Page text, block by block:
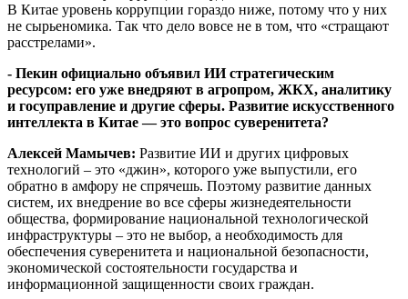
В Китае уровень коррупции гораздо ниже, потому что у них
не сырьеномика. Так что дело вовсе не в том, что «стращают
расстрелами».
- Пекин официально объявил ИИ стратегическим
ресурсом: его уже внедряют в агропром, ЖКХ, аналитику
и госуправление и другие сферы. Развитие искусственного
интеллекта в Китае — это вопрос суверенитета?
Алексей Мамычев: Развитие ИИ и других цифровых
технологий – это «джин», которого уже выпустили, его
обратно в амфору не спрячешь. Поэтому развитие данных
систем, их внедрение во все сферы жизнедеятельности
общества, формирование национальной технологической
инфраструктуры – это не выбор, а необходимость для
обеспечения суверенитета и национальной безопасности,
экономической состоятельности государства и
информационной защищенности своих граждан.